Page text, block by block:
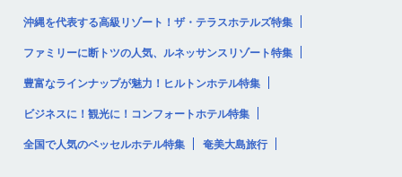
沖縄を代表する高級リゾート！ザ・テラスホテルズ特集
ファミリーに断トツの人気、ルネッサンスリゾート特集
豊富なラインナップが魅力！ヒルトンホテル特集
ビジネスに！観光に！コンフォートホテル特集
全国で人気のベッセルホテル特集 奄美大島旅行